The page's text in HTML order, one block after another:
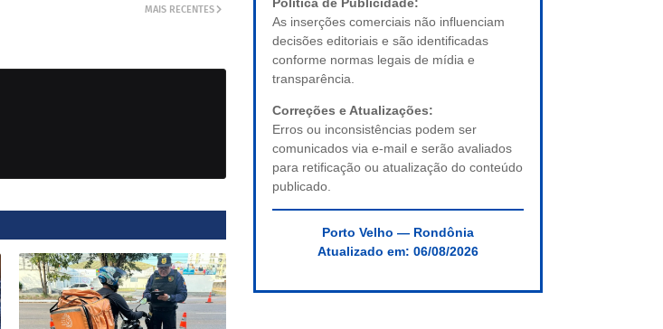
MAIS RECENTES
Política de Publicidade:
As inserções comerciais não influenciam
decisões editoriais e são identificadas
conforme normas legais de mídia e
transparência.
Correções e Atualizações:
Erros ou inconsistências podem ser
comunicados via e-mail e serão avaliados
para retificação ou atualização do conteúdo
publicado.
Porto Velho — Rondônia
Atualizado em: 06/08/2026